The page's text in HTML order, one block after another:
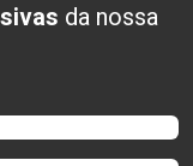
da nossa